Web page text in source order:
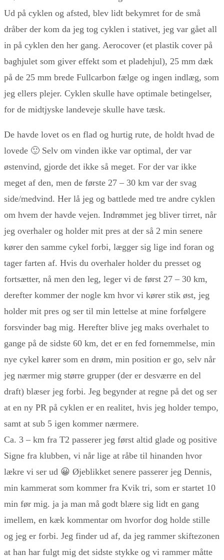
Ud på cyklen og afsted, blev lidt bekymret for de små
dråber der kom da jeg tog cyklen i stativet, jeg var gået all
in på cyklen den her gang. Aerocover (et plastik cover på
baghjulet som giver effekt som et pladehjul), 25 mm dæk
på de 25 mm brede Fullcarbon fælge og ingen indlæg, som
jeg ellers plejer. Cyklen skulle have optimale betingelser,
for de midtjyske landeveje skulle have tæsk.
De havde lovet os en flad og hurtig rute, de holdt hvad de
lovede 🙂 Selv om vinden ikke var optimal, der var
østenvind, gjorde det ikke så meget. For der var ikke
meget af den, men de første 27 – 30 km var der svag
side/medvind. Her lå jeg og battlede med tre andre cyklen
om hvem der havde vejen. Indrømmet jeg bliver tirret, når
jeg overhaler og holder mit pres at der så 2 min senere
kører den samme cykel forbi, lægger sig lige ind foran og
tager farten af. Hvis du overhaler holder du presset og
fortsætter, nå men den leg, leger vi de først 27 – 30 km,
derefter kommer der nogle km hvor vi kører stik øst, jeg
holder mit pres og ser til min lettelse at mine forfølgere
forsvinder bag mig. Herefter blive jeg maks overhalet to
gange på de sidste 60 km, det er en fed fornemmelse, min
nye cykel kører som en drøm, min position er go, selv når
jeg nærmer mig større grupper (der er desværre en del
draft) blæser jeg forbi. Jeg begynder at regne på det og ser
at en ny PR på cyklen er en realitet, hvis jeg holder tempo,
samt at sub 5 igen kommer nærmere.
Ca. 3 – km fra T2 passerer jeg først altid glade og positive
Signe fra klubben, vi når lige at råbe til hinanden hvor
lækre vi ser ud 😀 Øjeblikket senere passerer jeg Dennis,
min kammerat som kommer fra Kvik tri, som er startet 10
min før mig. ja ja man må godt blære sig lidt en gang
imellem, en kæk kommentar om hvorfor dog holde stille
og jeg er forbi. Jeg finder ud af, da jeg rammer skiftezonen
at han har fulgt mig det sidste stykke og vi rammer måtte